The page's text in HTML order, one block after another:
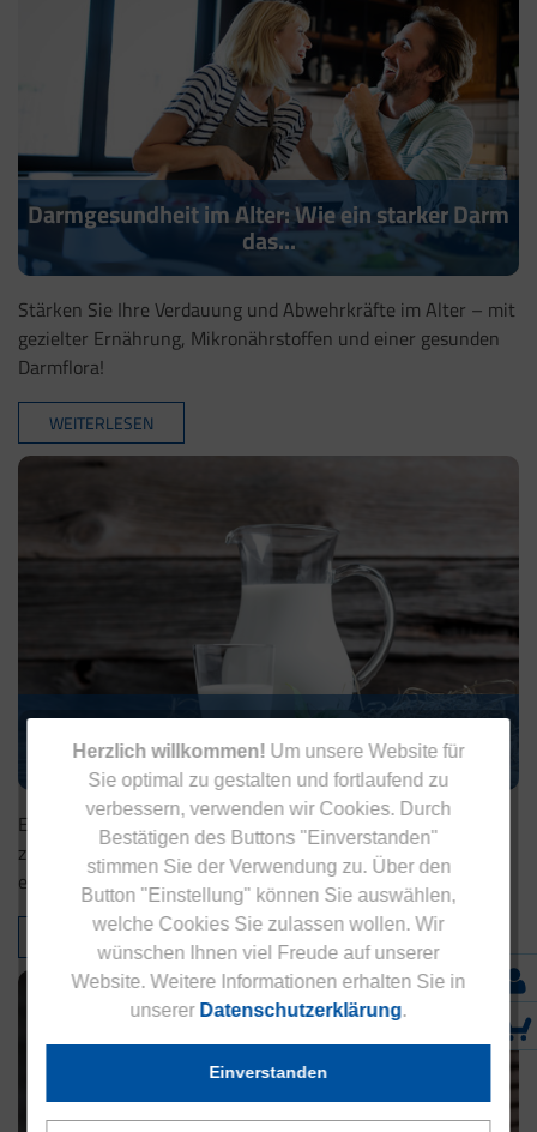
Herzlich willkommen! Um unsere Website für
Sie optimal zu gestalten und fortlaufend zu
verbessern, verwenden wir Cookies. Durch
Bestätigen des Buttons "Einverstanden"
stimmen Sie der Verwendung zu. Über den
Button "Einstellung" können Sie auswählen,
welche Cookies Sie zulassen wollen. Wir
wünschen Ihnen viel Freude auf unserer
Website. Weitere Informationen erhalten Sie in
unserer Datenschutzerklärung.
Einverstanden
Darmgesundheit im Alter: Wie ein starker Darm
das...
Stärken Sie Ihre Verdauung und Abwehrkräfte im Alter – mit
gezielter Ernährung, Mikronährstoffen und einer gesunden
Darmflora!
WEITERLESEN
Milch, Joghurt & Co.: Brauchen wir sie wirklich
für...
Entdecken Sie, wie Milchprodukte und andere Lebensmittel
zu gesunden Knochen beitragen – und welche Alternativen
es gibt.
WEITERLESEN